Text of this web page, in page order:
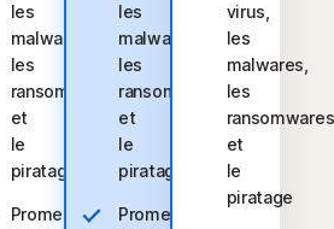
les
malwares,
les
ransomwares
et
le
piratage
Promesse
les
malwares,
les
ransomwares
et
le
piratage
Promesse
virus,
les
malwares,
les
ransomwares
et
le
piratage